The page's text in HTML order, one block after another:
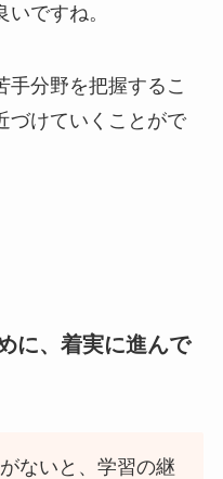
ですね。
手分野を把握するこ
づけていくことがで
に、着実に進んで
がないと、学習の継